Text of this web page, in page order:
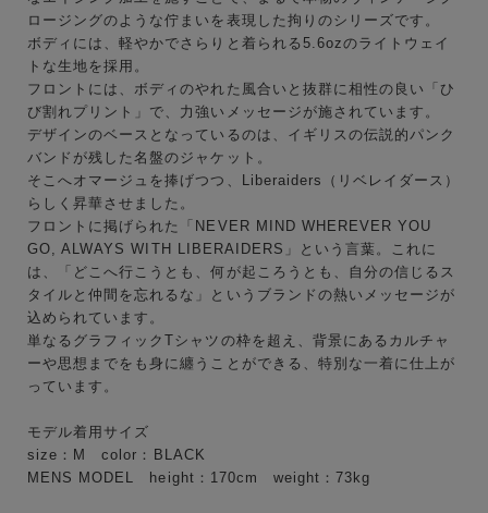
キーワード
性別
カテゴリ
サイズ
ブランド
ロージングのような佇まいを表現した拘りのシリーズです。
ボディには、軽やかでさらりと着られる5.6ozのライトウェイ
トな生地を採用。
フロントには、ボディのやれた風合いと抜群に相性の良い「ひ
び割れプリント」で、力強いメッセージが施されています。
デザインのベースとなっているのは、イギリスの伝説的パンク
バンドが残した名盤のジャケット。
そこへオマージュを捧げつつ、Liberaiders（リベレイダース）
らしく昇華させました。
フロントに掲げられた「NEVER MIND WHEREVER YOU
GO, ALWAYS WITH LIBERAIDERS」という言葉。これに
は、「どこへ行こうとも、何が起ころうとも、自分の信じるス
タイルと仲間を忘れるな」というブランドの熱いメッセージが
込められています。
単なるグラフィックTシャツの枠を超え、背景にあるカルチャ
ーや思想までをも身に纏うことができる、特別な一着に仕上が
っています。
モデル着用サイズ
size：M color：BLACK
MENS MODEL height：170cm weight：73kg